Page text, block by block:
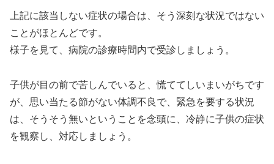
上記に該当しない症状の場合は、そう深刻な状況ではない
ことがほとんどです。
様子を見て、病院の診療時間内で受診しましょう。
子供が目の前で苦しんでいると、慌ててしいまいがちです
が、思い当たる節がない体調不良で、緊急を要する状況
は、そうそう無いということを念頭に、冷静に子供の症状
を観察し、対応しましょう。